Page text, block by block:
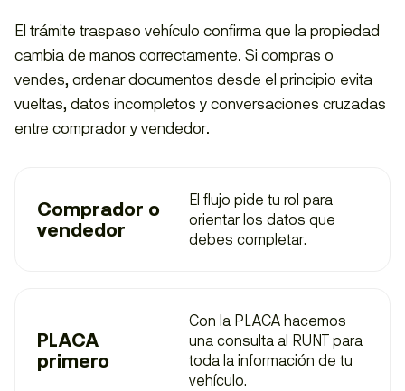
El trámite traspaso vehículo confirma que la propiedad
cambia de manos correctamente. Si compras o
vendes, ordenar documentos desde el principio evita
vueltas, datos incompletos y conversaciones cruzadas
entre comprador y vendedor.
Comprador o
vendedor
El flujo pide tu rol para
orientar los datos que
debes completar.
PLACA
primero
Con la PLACA hacemos
una consulta al RUNTpara
toda la información de tu
vehículo.